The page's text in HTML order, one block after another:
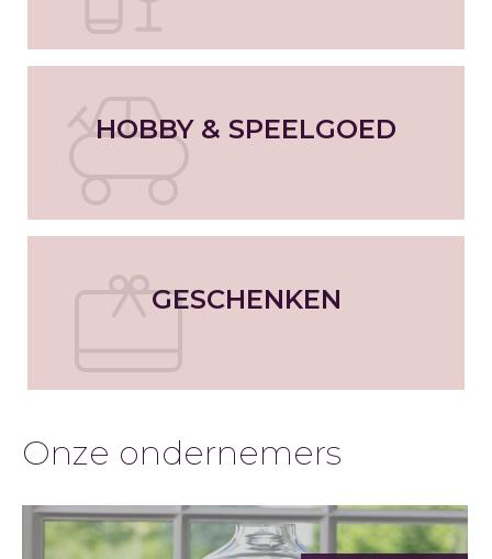
HOBBY & SPEELGOED
GESCHENKEN
Onze ondernemers